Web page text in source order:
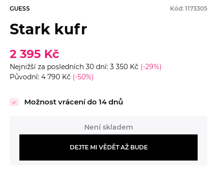
GUESS Kód: 1173305
Stark kufr
2 395 Kč
Nejnižší za posledních 30 dní: 3 350 Kč (-29%)
Původní: 4 790 Kč (-50%)
Možnost vrácení do 14 dnů
Není skladem
DEJTE MI VĚDĚT AŽ BUDE